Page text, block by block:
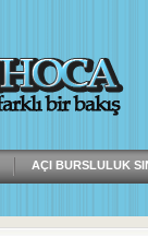
AÇI BURSLULUK